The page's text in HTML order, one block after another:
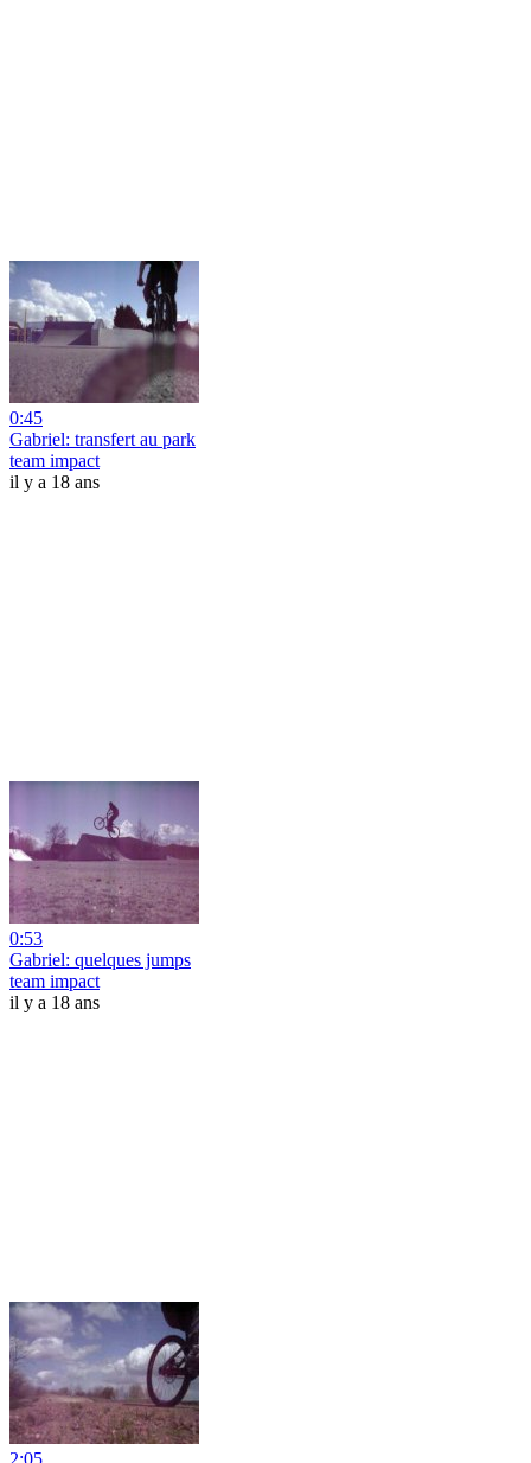
0:45
Gabriel: transfert au park
team impact
il y a 18 ans
0:53
Gabriel: quelques jumps
team impact
il y a 18 ans